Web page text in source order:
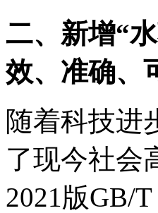
二、新增“
效、准确、
随着科技进
了现今社会
2021版GB/